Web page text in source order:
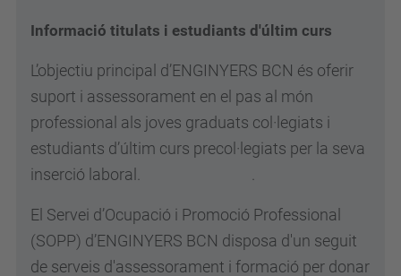
Informació titulats i estudiants d'últim curs
L’objectiu principal d’ENGINYERS BCN és oferir
suport i assessorament en el pas al món
professional als joves graduats col·legiats i
estudiants d’últim curs precol·legiats per la seva
inserció laboral. .
El Servei d’Ocupació i Promoció Professional
(SOPP) d’ENGINYERS BCN disposa d'un seguit
de serveis d'assessorament i formació per donar